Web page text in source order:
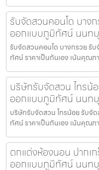
รับจัดสวนคอนโด บาง
ออกแบบภูมิทัศน์ นนท
รับจัดสวนคอนโด บางกรวย รั
ทัศน์ ราคาเป็นกันเอง เน้นคุณ
บริษัทรับจัดสวน ไทรน้
ออกแบบภูมิทัศน์ นนท
บริษัทรับจัดสวน ไทรน้อย รับ
ทัศน์ ราคาเป็นกันเอง เน้นคุณ
ตกแต่งห้องนอน ปากเ
ออกแบบภูมิทัศน์ นนท